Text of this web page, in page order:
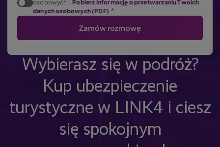
osobowych". Pobierz informację o przetwarzaniu Twoich
danych osobowych (PDF)
Wybierasz się w podróż?
Kup ubezpieczenie
turystyczne w LINK4 i ciesz
się spokojnym